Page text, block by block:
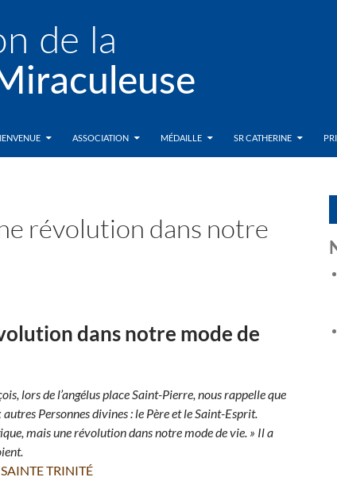
ASSOCIATION MÉDAILLE SR CATHERINE
révolution dans notre
dans notre mode de
lors de l’angélus place Saint-Pierre, nous rappelle que
Personnes divines : le Père et le Saint-Esprit.
mais une révolution dans notre mode de vie. » Il a
TRINITÉ